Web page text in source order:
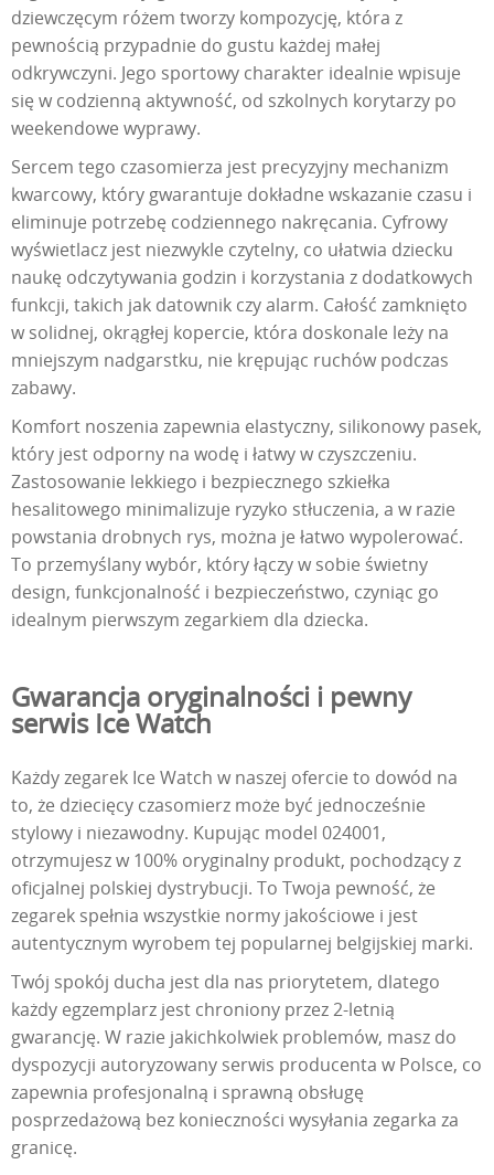
dziewczęcym różem tworzy kompozycję, która z
pewnością przypadnie do gustu każdej małej
odkrywczyni. Jego sportowy charakter idealnie wpisuje
się w codzienną aktywność, od szkolnych korytarzy po
weekendowe wyprawy.
Sercem tego czasomierza jest precyzyjny mechanizm
kwarcowy, który gwarantuje dokładne wskazanie czasu i
eliminuje potrzebę codziennego nakręcania. Cyfrowy
wyświetlacz jest niezwykle czytelny, co ułatwia dziecku
naukę odczytywania godzin i korzystania z dodatkowych
funkcji, takich jak datownik czy alarm. Całość zamknięto
w solidnej, okrągłej kopercie, która doskonale leży na
mniejszym nadgarstku, nie krępując ruchów podczas
zabawy.
Komfort noszenia zapewnia elastyczny, silikonowy pasek,
który jest odporny na wodę i łatwy w czyszczeniu.
Zastosowanie lekkiego i bezpiecznego szkiełka
hesalitowego minimalizuje ryzyko stłuczenia, a w razie
powstania drobnych rys, można je łatwo wypolerować.
To przemyślany wybór, który łączy w sobie świetny
design, funkcjonalność i bezpieczeństwo, czyniąc go
idealnym pierwszym zegarkiem dla dziecka.
Gwarancja oryginalności i pewny
serwis Ice Watch
Każdy zegarek Ice Watch w naszej ofercie to dowód na
to, że dziecięcy czasomierz może być jednocześnie
stylowy i niezawodny. Kupując model 024001,
otrzymujesz w 100% oryginalny produkt, pochodzący z
oficjalnej polskiej dystrybucji. To Twoja pewność, że
zegarek spełnia wszystkie normy jakościowe i jest
autentycznym wyrobem tej popularnej belgijskiej marki.
Twój spokój ducha jest dla nas priorytetem, dlatego
każdy egzemplarz jest chroniony przez 2-letnią
gwarancję. W razie jakichkolwiek problemów, masz do
dyspozycji autoryzowany serwis producenta w Polsce, co
zapewnia profesjonalną i sprawną obsługę
posprzedażową bez konieczności wysyłania zegarka za
granicę.